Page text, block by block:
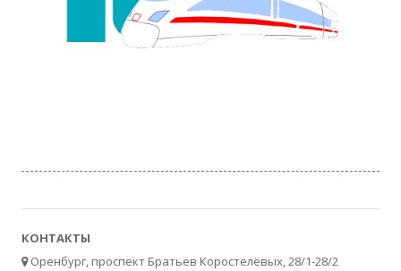
КОНТАКТЫ
Оренбург, проспект Братьев Коростелёвых, 28/1-28/2